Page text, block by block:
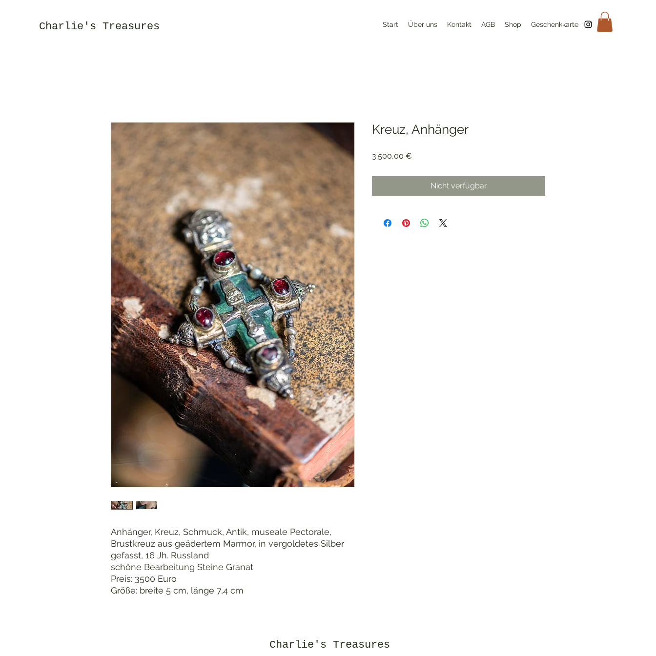
Charlie's Treasures Start Über uns Kontakt AGB Shop Geschenkkarte
Anhänger, Kreuz, Schmuck, Antik, museale Pectorale,
Brustkreuz aus geädertem Marmor, in vergoldetes Silber
gefasst, 16 Jh. Russland
schöne Bearbeitung Steine Granat
Preis: 3500 Euro
Größe: breite 5 cm, länge 7,4 cm
Kreuz, Anhänger
3.500,00 €
Nicht verfügbar
Charlie's Treasures